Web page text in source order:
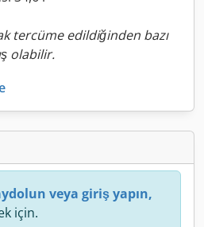
tercüme edildiğinden bazı
olabilir.
veya giriş yapın,
için.